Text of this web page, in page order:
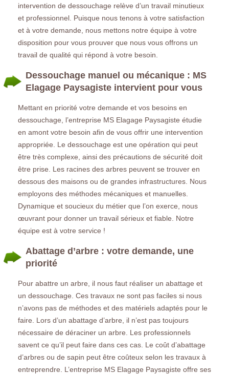
intervention de dessouchage relève d’un travail minutieux
et professionnel. Puisque nous tenons à votre satisfaction
et à votre demande, nous mettons notre équipe à votre
disposition pour vous prouver que nous vous offrons un
travail de qualité qui répond à votre besoin.
Dessouchage manuel ou mécanique : MS
Elagage Paysagiste intervient pour vous
Mettant en priorité votre demande et vos besoins en
dessouchage, l’entreprise MS Elagage Paysagiste étudie
en amont votre besoin afin de vous offrir une intervention
appropriée. Le dessouchage est une opération qui peut
être très complexe, ainsi des précautions de sécurité doit
être prise. Les racines des arbres peuvent se trouver en
dessous des maisons ou de grandes infrastructures. Nous
employons des méthodes mécaniques et manuelles.
Dynamique et soucieux du métier que l’on exerce, nous
œuvrant pour donner un travail sérieux et fiable. Notre
équipe est à votre service !
Abattage d’arbre : votre demande, une
priorité
Pour abattre un arbre, il nous faut réaliser un abattage et
un dessouchage. Ces travaux ne sont pas faciles si nous
n’avons pas de méthodes et des matériels adaptés pour le
faire. Lors d’un abattage d’arbre, il n’est pas toujours
nécessaire de déraciner un arbre. Les professionnels
savent ce qu’il peut faire dans ces cas. Le coût d’abattage
d’arbres ou de sapin peut être coûteux selon les travaux à
entreprendre. L’entreprise MS Elagage Paysagiste offre ses